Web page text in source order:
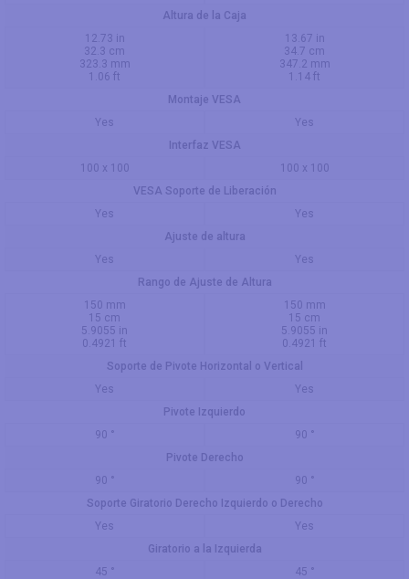
Altura de la Caja
12.73 in
32.3 cm
323.3 mm
1.06 ft
13.67 in
34.7 cm
347.2 mm
1.14 ft
Montaje VESA
Yes
Yes
Interfaz VESA
100 x 100
100 x 100
VESA Soporte de Liberación
Yes
Yes
Ajuste de altura
Yes
Yes
Rango de Ajuste de Altura
150 mm
15 cm
5.9055 in
0.4921 ft
150 mm
15 cm
5.9055 in
0.4921 ft
Soporte de Pivote Horizontal o Vertical
Yes
Yes
Pivote Izquierdo
90 °
90 °
Pivote Derecho
90 °
90 °
Soporte Giratorio Derecho Izquierdo o Derecho
Yes
Yes
Giratorio a la Izquierda
45 °
45 °